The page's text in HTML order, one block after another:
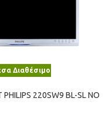
Διαθέσιμο
PHILIPS 220SW9 BL-SL NO